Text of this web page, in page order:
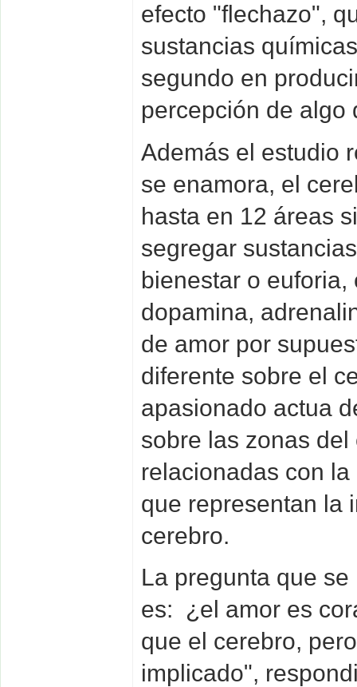
efecto "flechazo",
sustancias
segundo en
percepción de algo
Además el estudio
se enamora, el
hasta en 12 áreas
segregar
bienestar o
dopamina,
de amor por
diferente sobre el
apasionado actua
sobre las zonas
relacionadas con
que representan la
cerebro.
La pregunta que
es: ¿el amor es
que el cerebro,
implicado",